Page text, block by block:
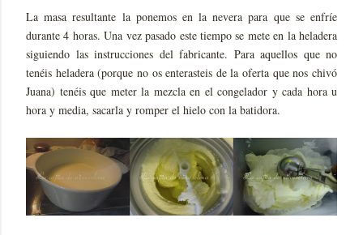
La masa resultante la ponemos en la nevera para que se enfríe
durante 4 horas. Una vez pasado este tiempo se mete en la heladera
siguiendo las instrucciones del fabricante. Para aquellos que no
tenéis heladera (porque no os enterasteis de la oferta que nos chivó
Juana) tenéis que meter la mezcla en el congelador y cada hora u
hora y media, sacarla y romper el hielo con la batidora.